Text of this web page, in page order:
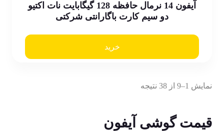
آیفون 14 نرمال حافظه 128 گیگابایت نات اکتیو
دو سیم کارت باگارانتی شرکتی
خرید
نمایش 1–9 از 38 نتیجه
قیمت گوشی آیفون